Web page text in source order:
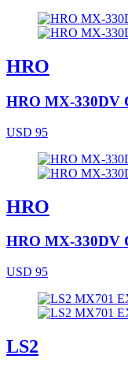
HRO
HRO MX-330DV
USD 95
HRO
HRO MX-330DV
USD 95
LS2